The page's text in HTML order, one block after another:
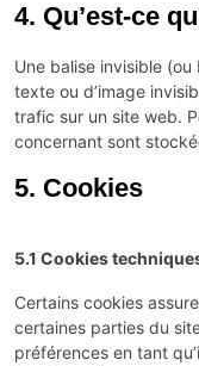
4. Qu’est-ce
Une balise invisible
texte ou d’image
trafic sur un site web.
concernant sont
5. Cookies
5.1 Cookies
Certains cookies
certaines parties du
préférences en tant